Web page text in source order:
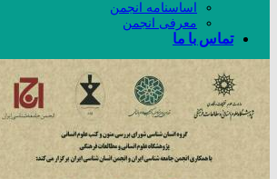
اساسنامه انجمن
معرفی انجمن
تماس با ما